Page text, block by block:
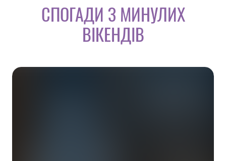
СПОГАДИ З МИНУЛИХ
ВІКЕНДІВ